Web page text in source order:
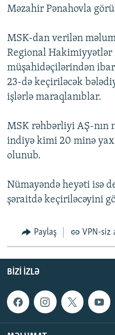
VIDEO
FOTOQALEREYA
İNFOQRAFIKA
RADIO ARXIV
OXU ZALI
AZƏRBAYCAN ƏDƏBIYYATI
İSLAM VƏ DEMOKRATIYA
İZ - MƏDƏNIYYƏT PROQRAMI
HAQQIMIZDA
MISSIYAMIZ
PEŞƏ ETIKASI VƏ
MATERIALLARIMIZDAN
AZADLIQRADIOSU MOBIL
XƏBƏR BÜLLETENLƏRIMIZ
BIZI IZLƏ
RFE/RL-in bütün
Məzahir Pənahovla
MSK-dan verilən
Regional Hakimiyyətlər
müşahidəçilərindən
23-də keçiriləcək
işlərlə maraqlanıblar.
MSK rəhbərliyi AŞ-nın
indiyə kimi 20 minə
olunub.
Nümayəndə heyəti isə
şəraitdə keçiriləcəyini
Paylaş VPN-siz
BIZI IZLƏ